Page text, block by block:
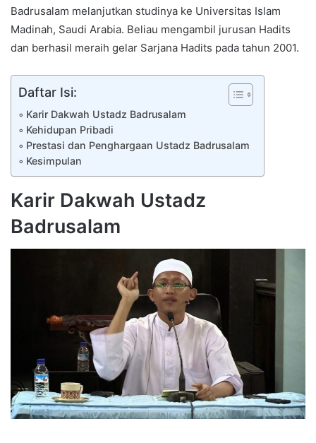
Badrusalam melanjutkan studinya ke Universitas Islam
Madinah, Saudi Arabia. Beliau mengambil jurusan Hadits
dan berhasil meraih gelar Sarjana Hadits pada tahun 2001.
Daftar Isi:
Karir Dakwah Ustadz Badrusalam
Kehidupan Pribadi
Prestasi dan Penghargaan Ustadz Badrusalam
Kesimpulan
Karir Dakwah Ustadz
Badrusalam